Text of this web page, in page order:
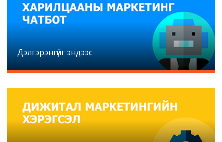
Дэлгэрэнгүйг эндээс